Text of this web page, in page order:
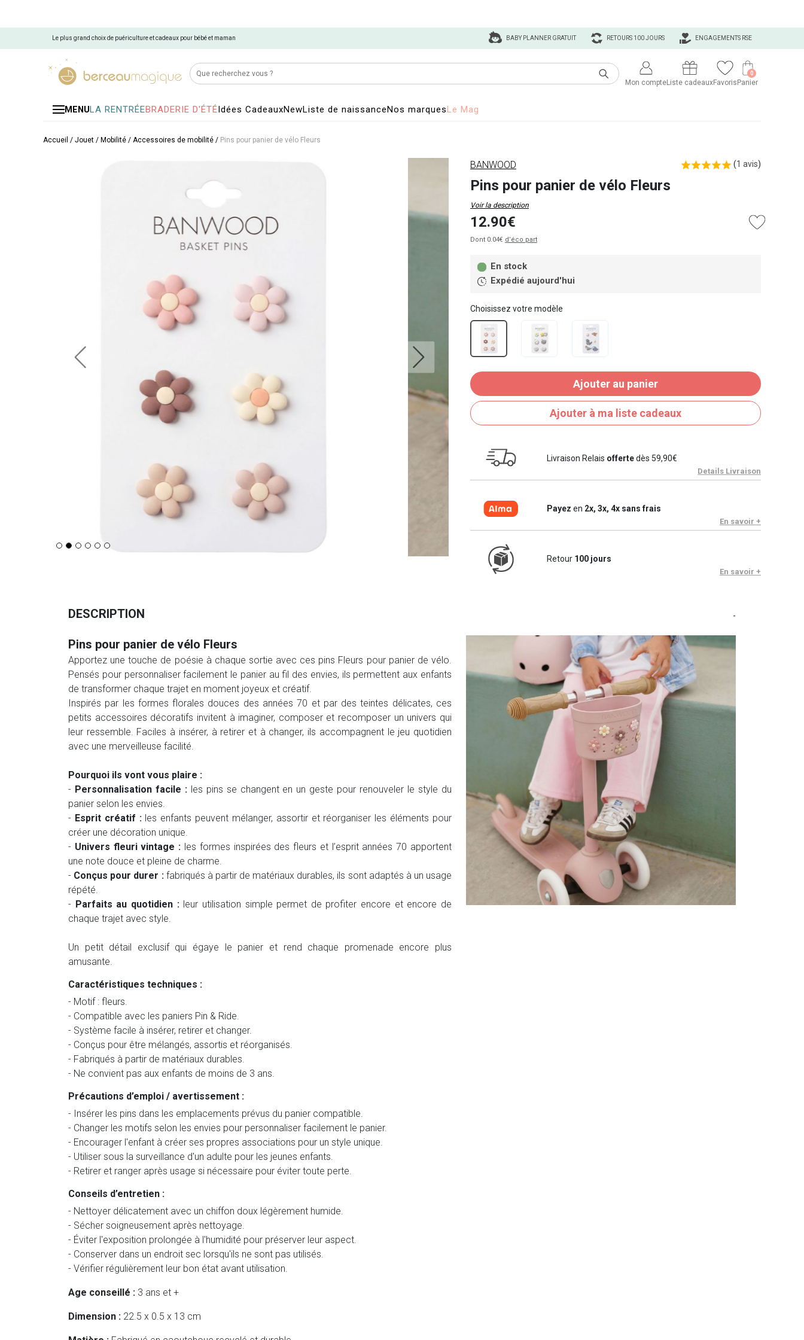
Le plus grand choix de puériculture et cadeaux pour bébé et maman ENGAGEMENTS RSE
RETOURS 100 JOURS
BABY PLANNER GRATUIT
Mon compteListe cadeauxFavoris Panier
0
MENULA RENTRÉEBRADERIE D'ÉTÉIdées CadeauxNewListe de naissanceNos marquesLe Mag
Accueil / Jouet / Mobilité / Accessoires de mobilité / Pins pour panier de vélo Fleurs
BANWOOD (1 avis)
Pins pour panier de vélo Fleurs
Voir la description
12.90€
Dont 0.04€ d’éco part
En stock
Expédié aujourd'hui
Choisissez votre modèle
Ajouter au panier
Ajouter à ma liste cadeaux
Livraison Relais offertedès 59,90€
Details Livraison
Payez en 2x, 3x, 4x sans frais
En savoir +
Retour 100 jours
En savoir +
DESCRIPTION -
Pins pour panier de vélo Fleurs
Apportez une touche de poésie à chaque sortie avec ces pins Fleurs pour panier de vélo.
Pensés pour personnaliser facilement le panier au fil des envies, ils permettent aux enfants
de transformer chaque trajet en moment joyeux et créatif.
Inspirés par les formes florales douces des années 70 et par des teintes délicates, ces
petits accessoires décoratifs invitent à imaginer, composer et recomposer un univers qui
leur ressemble. Faciles à insérer, à retirer et à changer, ils accompagnent le jeu quotidien
avec une merveilleuse facilité.
Pourquoi ils vont vous plaire :
- Personnalisation facile :les pins se changent en un geste pour renouveler le style du
panier selon les envies.
- Esprit créatif :les enfants peuvent mélanger, assortir et réorganiser les éléments pour
créer une décoration unique.
- Univers fleuri vintage : les formes inspirées des fleurs et l’esprit années 70 apportent
une note douce et pleine de charme.
- Conçus pour durer :fabriqués à partir de matériaux durables, ils sont adaptés à un usage
répété.
- Parfaits au quotidien :leur utilisation simple permet de profiter encore et encore de
chaque trajet avec style.
Un petit détail exclusif qui égaye le panier et rend chaque promenade encore plus
amusante.
Caractéristiques techniques :
- Motif : fleurs.
- Compatible avec les paniers Pin & Ride.
- Système facile à insérer, retirer et changer.
- Conçus pour être mélangés, assortis et réorganisés.
- Fabriqués à partir de matériaux durables.
- Ne convient pas aux enfants de moins de 3 ans.
Précautions d’emploi / avertissement :
- Insérer les pins dans les emplacements prévus du panier compatible.
- Changer les motifs selon les envies pour personnaliser facilement le panier.
- Encourager l'enfant à créer ses propres associations pour un style unique.
- Utiliser sous la surveillance d'un adulte pour les jeunes enfants.
- Retirer et ranger après usage si nécessaire pour éviter toute perte.
Conseils d’entretien :
- Nettoyer délicatement avec un chiffon doux légèrement humide.
- Sécher soigneusement après nettoyage.
- Éviter l'exposition prolongée à l'humidité pour préserver leur aspect.
- Conserver dans un endroit sec lorsqu'ils ne sont pas utilisés.
- Vérifier régulièrement leur bon état avant utilisation.
Age conseillé : 3 ans et +
Dimension : 22.5 x 0.5 x 13 cm